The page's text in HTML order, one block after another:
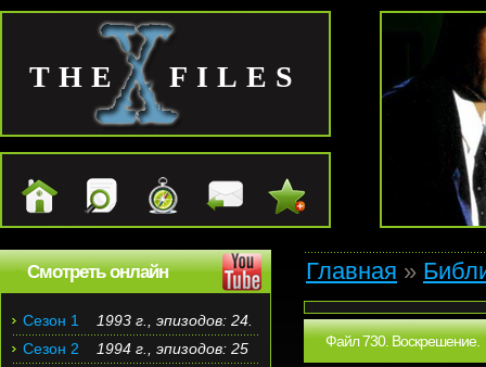
THE FILES
Главная »
Файл 730. Воскрешение.
Смотреть онлайн
Сезон 1
1993 г., эпизодов: 24.
Сезон 2
1994 г., эпизодов: 25